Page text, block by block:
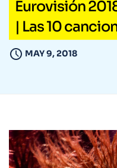
Eurovisión
| Las 10
MAY 9, 2018